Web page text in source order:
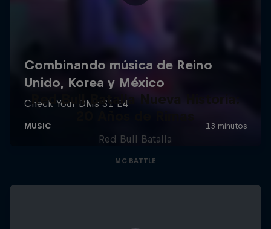
Red Bull Batalla Nueva Historia:
Red Bull Batalla
MC BATTLE